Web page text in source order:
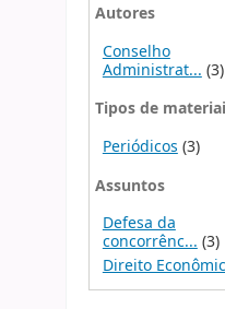
Autores
Conselho
Administrat... (3)
Tipos de
Periódicos (3)
Assuntos
Defesa da
concorrênc...(3)
Direito